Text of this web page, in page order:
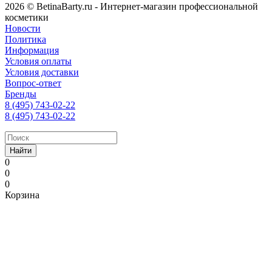
2026 © BetinaBarty.ru - Интернет-магазин профессиональной
косметики
Новости
Политика
Информация
Условия оплаты
Условия доставки
Вопрос-ответ
Бренды
8 (495) 743-02-22
8 (495) 743-02-22
Найти
0
0
0
Корзина